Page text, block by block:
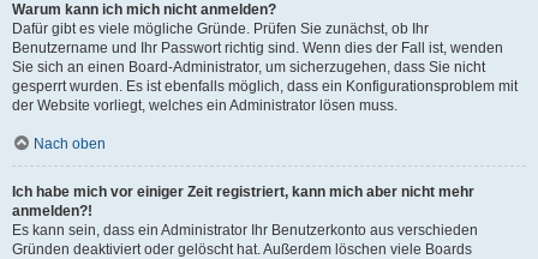
Warum kann ich mich nicht anmelden?
Dafür gibt es viele mögliche Gründe. Prüfen Sie zunächst, ob Ihr
Benutzername und Ihr Passwort richtig sind. Wenn dies der Fall ist, wenden
Sie sich an einen Board-Administrator, um sicherzugehen, dass Sie nicht
gesperrt wurden. Es ist ebenfalls möglich, dass ein Konfigurationsproblem mit
der Website vorliegt, welches ein Administrator lösen muss.
Nach oben
Ich habe mich vor einiger Zeit registriert, kann mich aber nicht mehr
anmelden?!
Es kann sein, dass ein Administrator Ihr Benutzerkonto aus verschieden
Gründen deaktiviert oder gelöscht hat. Außerdem löschen viele Boards